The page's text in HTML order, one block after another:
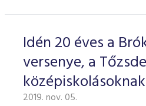
Idén 20 éves a
versenye, a
középiskolásoknak
2019. nov. 05.